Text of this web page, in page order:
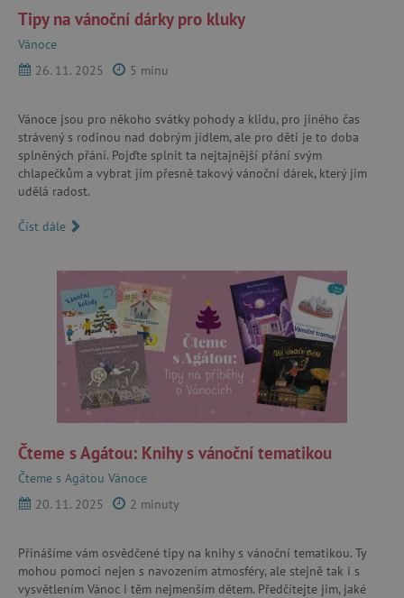
Tipy na vánoční dárky pro kluky
Vánoce
26. 11. 2025
5 minu
Vánoce jsou pro někoho svátky pohody a klidu, pro jiného čas
strávený s rodinou nad dobrým jídlem, ale pro děti je to doba
splněných přání. Pojďte splnit ta nejtajnější přání svým
chlapečkům a vybrat jim přesně takový vánoční dárek, který jim
udělá radost.
Číst dále
Čteme s Agátou: Knihy s vánoční tematikou
Čteme s Agátou Vánoce
20. 11. 2025
2 minuty
Přinášíme vám osvědčené tipy na knihy s vánoční tematikou. Ty
mohou pomoci nejen s navozením atmosféry, ale stejně tak i s
vysvětlením Vánoc i těm nejmenším dětem. Předčítejte jim, jaké
Název
Google Privacy Policy